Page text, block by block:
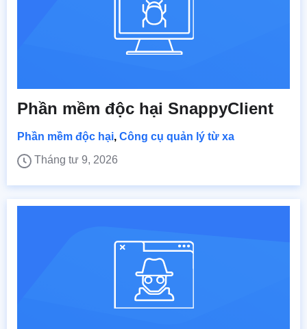
Phần mềm độc hại SnappyClient
Phần mềm độc hại, Công cụ quản lý từ xa
Tháng tư 9, 2026